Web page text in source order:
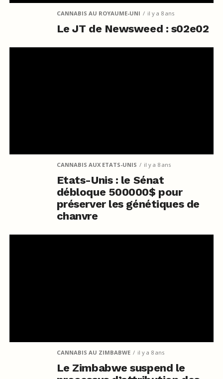
CANNABIS AU ROYAUME-UNI il y a 8 ans
Le JT de Newsweed : s02e02
CANNABIS AUX ETATS-UNIS il y a 8 ans
Etats-Unis : le Sénat
débloque 500000$ pour
préserver les génétiques de
chanvre
CANNABIS AU ZIMBABWE il y a 8 ans
Le Zimbabwe suspend le